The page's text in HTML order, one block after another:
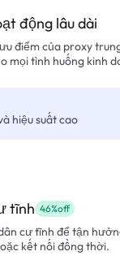
động lâu dài
điểm của proxy
mọi tình huống kinh
hiệu suất cao
tĩnh 46%off
cư tĩnh để tận
kết nối đồng thời.